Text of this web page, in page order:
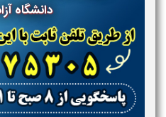
دانشگاه آزاد